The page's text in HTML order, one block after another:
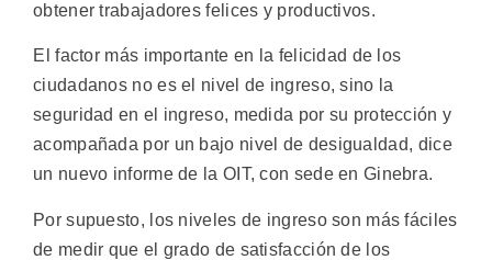
obtener trabajadores felices y productivos.
El factor más importante en la felicidad de los
ciudadanos no es el nivel de ingreso, sino la
seguridad en el ingreso, medida por su protección y
acompañada por un bajo nivel de desigualdad, dice
un nuevo informe de la OIT, con sede en Ginebra.
Por supuesto, los niveles de ingreso son más fáciles
de medir que el grado de satisfacción de los